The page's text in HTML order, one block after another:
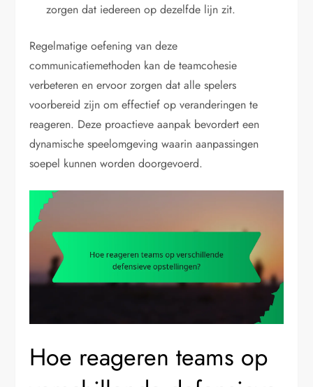
zorgen dat iedereen op dezelfde lijn zit.
Regelmatige oefening van deze
communicatiemethoden kan de teamcohesie
verbeteren en ervoor zorgen dat alle spelers
voorbereid zijn om effectief op veranderingen te
reageren. Deze proactieve aanpak bevordert een
dynamische speelomgeving waarin aanpassingen
soepel kunnen worden doorgevoerd.
Hoe reageren teams op